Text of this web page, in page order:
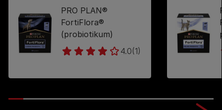
PRO PLAN®
FortiFlora®
(probiotikum)
4.0(1)